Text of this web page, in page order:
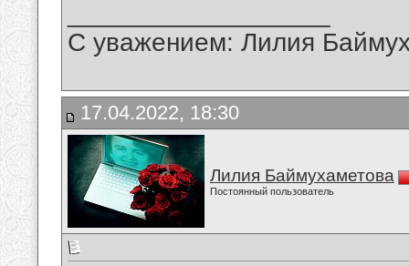
С уважением: Лилия
17.04.2022, 18:30
Лилия Баймухаметова
Постоянный пользователь